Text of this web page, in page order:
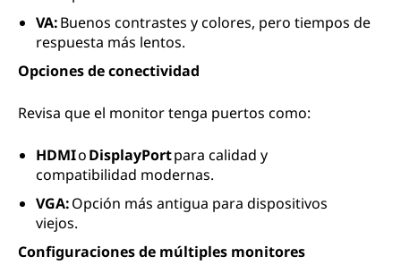
VA:Buenos contrastes y colores, pero tiempos de
respuesta más lentos.
Opciones de conectividad
Revisa que el monitor tenga puertos como:
HDMIoDisplayPortpara calidad y
compatibilidad modernas.
VGA:Opción más antigua para dispositivos
viejos.
Configuraciones de múltiples monitores